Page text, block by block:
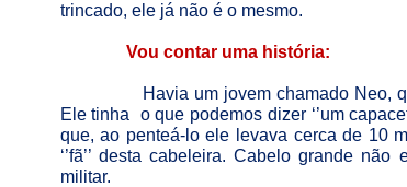
trincado, ele já não é o mesmo.
Vou contar uma história:
Havia um jovem chamado Neo,
Ele tinha
o que podemos dizer ‘’um
que, ao penteá-lo ele levava cerca de 10
‘’fã’’ desta cabeleira. Cabelo grande
militar.